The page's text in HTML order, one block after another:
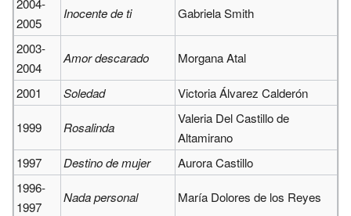
2005
Inocente de ti Gabriela Smith
2003-
2004
Amor descarado Morgana Atal
2001 Soledad Victoria Álvarez Calderón
1999 Rosalinda
Valeria Del Castillo de
Altamirano
1997
Destino de mujer
Aurora Castillo
1996-
1997
Nada personal María Dolores de los Reyes